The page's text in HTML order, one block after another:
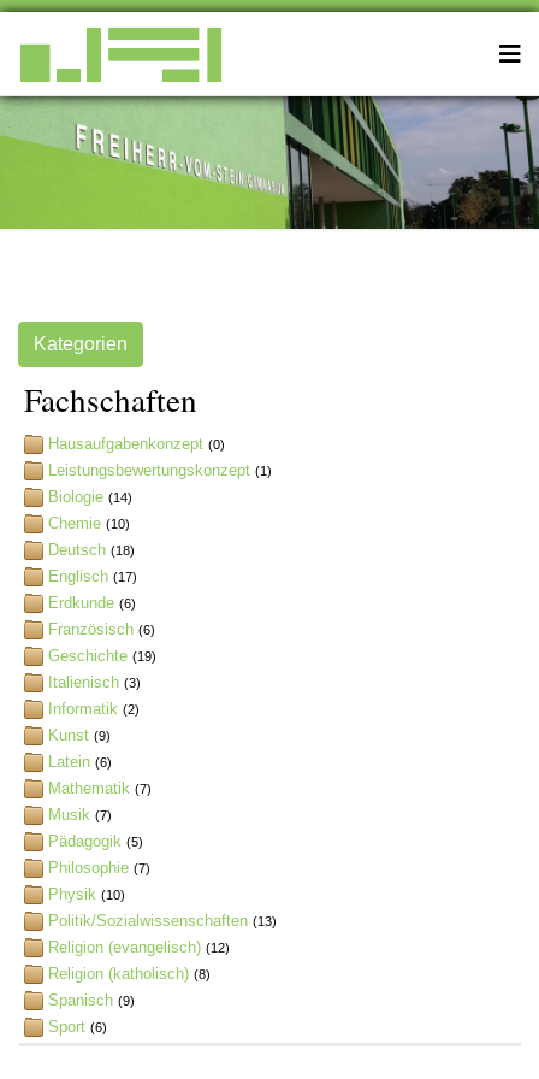
Kategorien
Fachschaften
Hausaufgabenkonzept (0)
Leistungsbewertungskonzept (1)
Biologie (14)
Chemie (10)
Deutsch (18)
Englisch (17)
Erdkunde (6)
Französisch (6)
Geschichte (19)
Italienisch (3)
Informatik (2)
Kunst (9)
Latein (6)
Mathematik (7)
Musik (7)
Pädagogik (5)
Philosophie (7)
Physik (10)
Politik/Sozialwissenschaften (13)
Religion (evangelisch) (12)
Religion (katholisch) (8)
Spanisch (9)
Sport (6)